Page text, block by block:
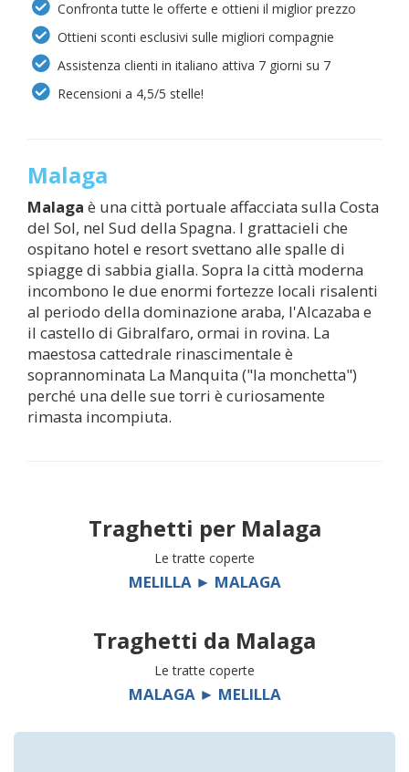
Confronta tutte le offerte e ottieni il miglior prezzo
Ottieni sconti esclusivi sulle migliori compagnie
Assistenza clienti in italiano attiva 7 giorni su 7
Recensioni a 4,5/5 stelle!
Malaga
Malaga è una città portuale affacciata sulla Costa
del Sol, nel Sud della Spagna. I grattacieli che
ospitano hotel e resort svettano alle spalle di
spiagge di sabbia gialla. Sopra la città moderna
incombono le due enormi fortezze locali risalenti
al periodo della dominazione araba, l'Alcazaba e
il castello di Gibralfaro, ormai in rovina. La
maestosa cattedrale rinascimentale è
soprannominata La Manquita ("la monchetta")
perché una delle sue torri è curiosamente
rimasta incompiuta.
Traghetti per Malaga
Le tratte coperte
MELILLA ► MALAGA
Traghetti da Malaga
Le tratte coperte
MALAGA ► MELILLA